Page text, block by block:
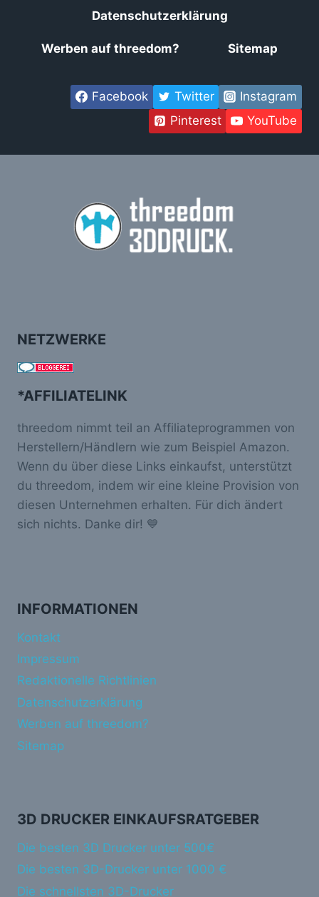
Datenschutzerklärung
Werben auf threedom? Sitemap
Facebook Twitter
Instagram
Pinterest
YouTube
NETZWERKE
*AFFILIATELINK
threedom nimmt teil an Affiliateprogrammen von
Herstellern/Händlern wie zum Beispiel Amazon.
Wenn du über diese Links einkaufst, unterstützt
du threedom, indem wir eine kleine Provision von
diesen Unternehmen erhalten. Für dich ändert
sich nichts. Danke dir! 💙
INFORMATIONEN
Kontakt
Impressum
Redaktionelle Richtlinien
Datenschutzerklärung
Werben auf threedom?
Sitemap
3D DRUCKER EINKAUFSRATGEBER
Die besten 3D Drucker unter 500€
Die besten 3D-Drucker unter 1000 €
Die schnellsten 3D-Drucker